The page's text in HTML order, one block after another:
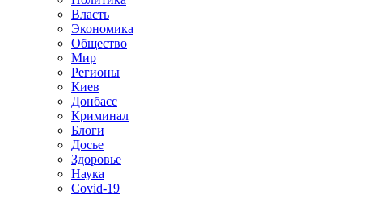
Власть
Экономика
Общество
Мир
Регионы
Киев
Донбасс
Криминал
Блоги
Досье
Здоровье
Наука
Covid-19